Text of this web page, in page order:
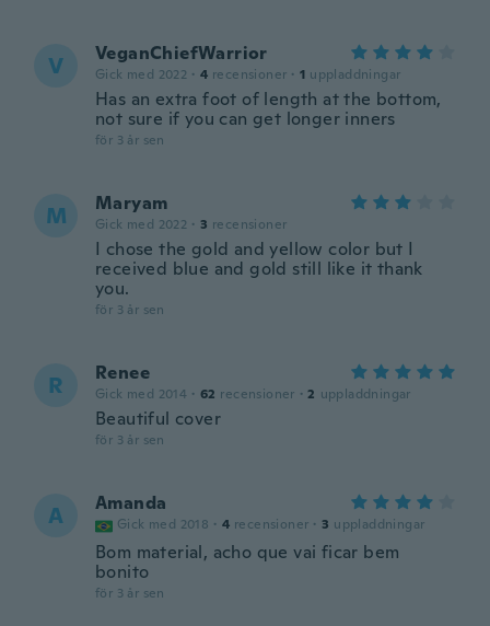
V VeganChiefWarrior
Gick med 2022 · 4 recensioner · 1 uppladdningar
Has an extra foot of length at the bottom,
not sure if you can get longer inners
för 3 år sen
M Maryam
Gick med 2022 · 3 recensioner
I chose the gold and yellow color but I
received blue and gold still like it thank
you.
för 3 år sen
R Renee
Gick med 2014 · 62 recensioner · 2 uppladdningar
Beautiful cover
för 3 år sen
A Amanda
Gick med 2018 · 4 recensioner · 3 uppladdningar
Bom material, acho que vai ficar bem
bonito
för 3 år sen